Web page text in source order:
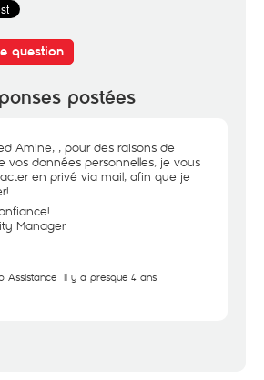
question
postées
Amine, , pour des raisons de
vos données personnelles, je vous
en privé via mail, afin que je
Manager
Assistance il y a presque 4 ans